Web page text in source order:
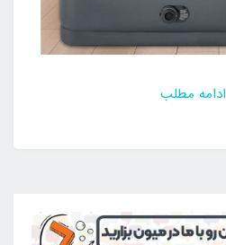
زیادی دارد که همواره
به راحتی و در کم ترین زمان